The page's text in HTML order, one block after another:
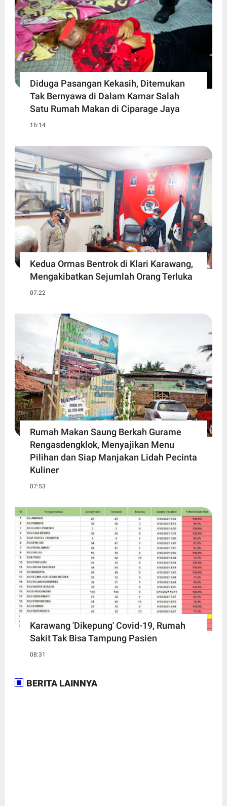
Diduga Pasangan Kekasih, Ditemukan
Tak Bernyawa di Dalam Kamar Salah
Satu Rumah Makan di Ciparage Jaya
16:14
Kedua Ormas Bentrok di Klari Karawang,
Mengakibatkan Sejumlah Orang Terluka
07:22
Rumah Makan Saung Berkah Gurame
Rengasdengklok, Menyajikan Menu
Pilihan dan Siap Manjakan Lidah Pecinta
Kuliner
07:53
Karawang 'Dikepung' Covid-19, Rumah
Sakit Tak Bisa Tampung Pasien
08:31
BERITA LAINNYA